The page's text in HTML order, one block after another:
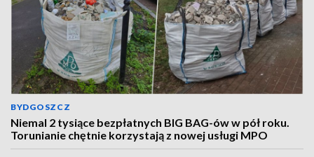
BYDGOSZCZ
Niemal 2 tysiące bezpłatnych BIG BAG-ów w pół roku.
Torunianie chętnie korzystają z nowej usługi MPO